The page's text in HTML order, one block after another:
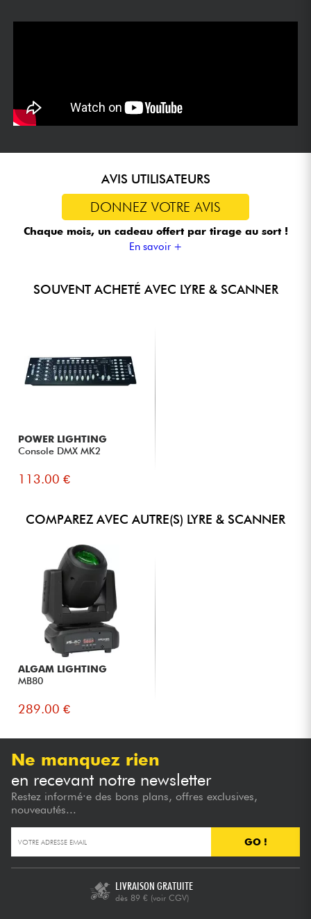
AVIS UTILISATEURS
DONNEZ VOTRE AVIS
Chaque mois, un cadeau offert par tirage au sort !
En savoir +
SOUVENT ACHETÉ AVEC LYRE & SCANNER
POWER LIGHTING
Console DMX MK2
113.00 €
COMPAREZ AVEC AUTRE(S) LYRE & SCANNER
ALGAM LIGHTING
MB80
289.00 €
Ne manquez rien
en recevant notre newsletter
Restez informé·e des bons plans, offres exclusives,
nouveautés...
GO !
LIVRAISON GRATUITE
dès 89 € (voir CGV)